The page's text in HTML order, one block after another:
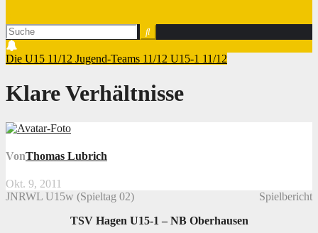
Die U15 11/12 Jugend-Teams 11/12 U15-1 11/12
Klare Verhältnisse
VonThomas Lubrich
Okt. 9, 2011
JNRWL U15w (Spieltag 02)
Spielbericht
TSV Hagen U15-1 – NB Oberhausen